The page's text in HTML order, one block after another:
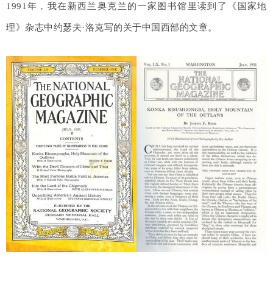
1991年，我在新西兰奥克兰的一家图书馆里读到了《国家地
理》杂志中约瑟夫·洛克写的关于中国西部的文章。